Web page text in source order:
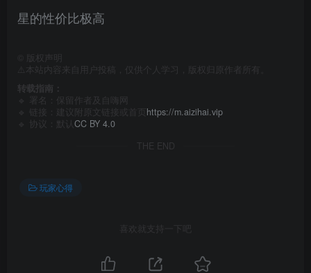
星的性价比极高
版权声明
⚠️本站内容来自用户投稿，仅供个人学习，版权归原作者所有。
转载指南：
🔹 署名：保留作者及
自嗨网
🔹 链接：建议附原文链接或首页 https://m.aizihai.vip
🔹 协议：默认 CC BY 4.0
THE END
玩家心得
喜欢就支持一下吧